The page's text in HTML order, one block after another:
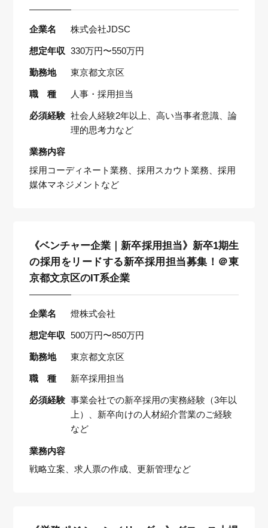
企業名 株式会社JDSC
想定年収 330万円〜550万円
勤務地 東京都文京区
職 種 人事・採用担当
必須経験 社会人経験2年以上、高い当事者意識、論
理的思考力など
業務内容
採用コーディネート業務、採用スカウト業務、採用
媒体マネジメントなど
《ベンチャー企業｜新卒採用担当》新卒1期生
の採用をリードする新卒採用担当募集！＠東
京都文京区のIT系企業
企業名 燈株式会社
想定年収 500万円〜850万円
勤務地 東京都文京区
職 種 新卒採用担当
必須経験 事業会社での新卒採用の実務経験（3年以
上）、新卒向けの人材紹介営業のご経験
など
業務内容
戦略立案、求人票の作成、更新管理など